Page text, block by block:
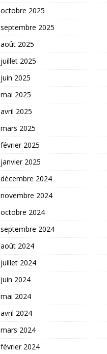
octobre 2025
septembre 2025
août 2025
juillet 2025
juin 2025
mai 2025
avril 2025
mars 2025
février 2025
janvier 2025
décembre 2024
novembre 2024
octobre 2024
septembre 2024
août 2024
juillet 2024
juin 2024
mai 2024
avril 2024
mars 2024
février 2024